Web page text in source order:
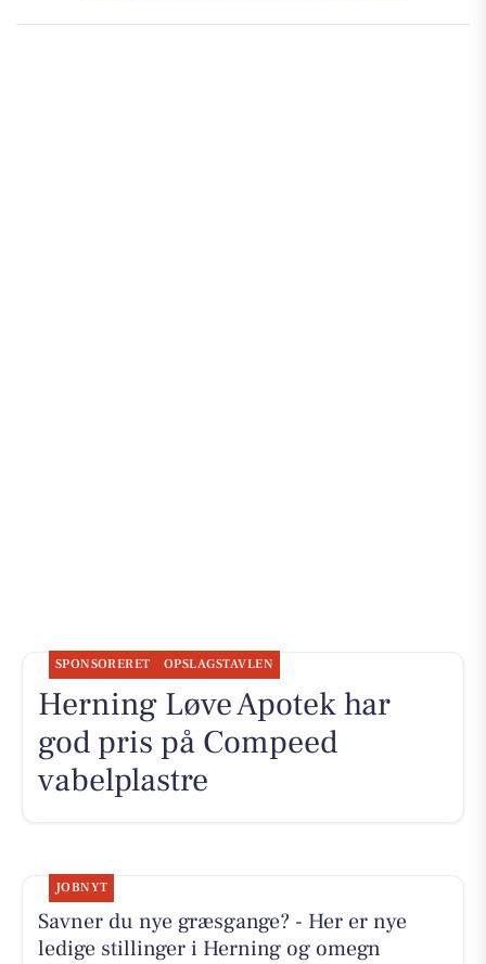
SPONSORERET OPSLAGSTAVLEN
Herning Løve Apotek har
god pris på Compeed
vabelplastre
JOBNYT
Savner du nye græsgange? - Her er nye
ledige stillinger i Herning og omegn